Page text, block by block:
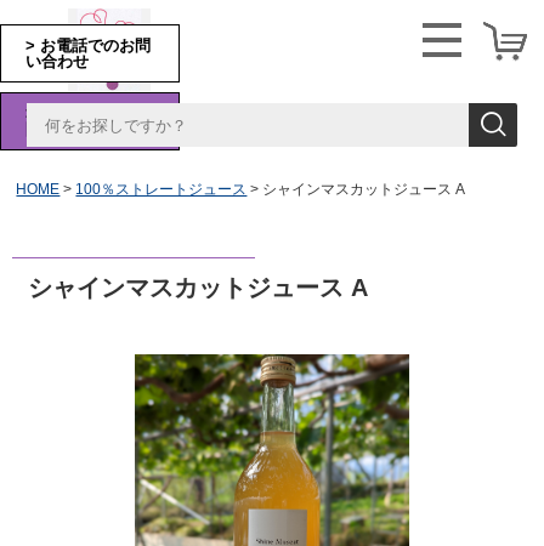
> お電話でのお問
い合わせ
> フォームでのお
問い合わせ
HOME 100％ストレートジュース シャインマスカットジュース A
シャインマスカットジュース A